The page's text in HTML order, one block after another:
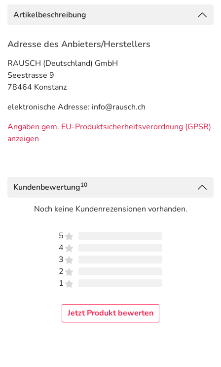
Artikelbeschreibung
Adresse des Anbieters/Herstellers
RAUSCH (Deutschland) GmbH
Seestrasse 9
78464 Konstanz
elektronische Adresse: info@rausch.ch
Angaben gem. EU-Produktsicherheitsverordnung (GPSR)
anzeigen
Kundenbewertung10
Noch keine Kundenrezensionen vorhanden.
5
4
3
2
1
Jetzt Produkt bewerten